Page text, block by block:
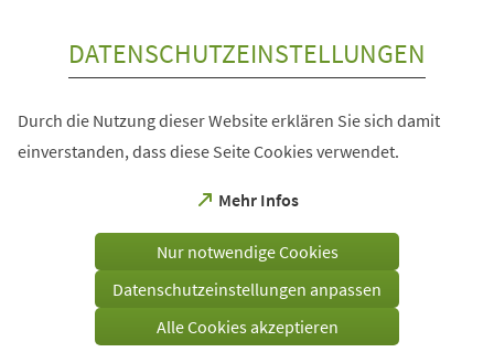
DATENSCHUTZEINSTELLUNGEN
Durch die Nutzung dieser Website erklären Sie sich damit
einverstanden, dass diese Seite Cookies verwendet.
Mehr Infos
(Öffnet
einem
Tab)
Nur notwendige Cookies
Datenschutzeinstellungen anpassen
Alle Cookies akzeptieren